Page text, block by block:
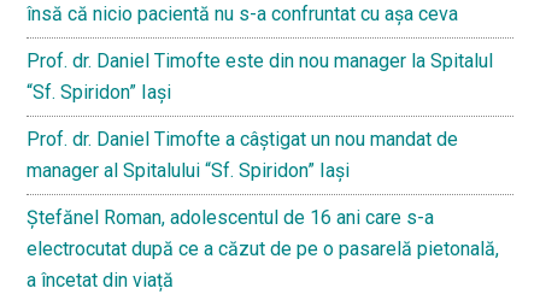
însă că nicio pacientă nu s-a confruntat cu așa ceva
Prof. dr. Daniel Timofte este din nou manager la Spitalul
“Sf. Spiridon” Iaşi
Prof. dr. Daniel Timofte a câștigat un nou mandat de
manager al Spitalului “Sf. Spiridon” Iași
Ştefănel Roman, adolescentul de 16 ani care s-a
electrocutat după ce a căzut de pe o pasarelă pietonală,
a încetat din viață